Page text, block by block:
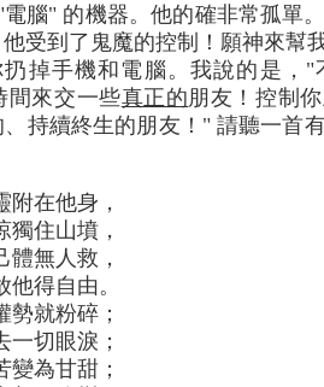
腦" 的機器。他的確非常孤單
受到了鬼魔的控制！願神來幫
掉手機和電腦。我說的是，"
間來交一些真正的朋友！控制
持續終生的朋友！" 請聽一首
在他身，
住山墳，
無人救，
得自由。
就粉碎；
切眼淚；
變為甘甜；